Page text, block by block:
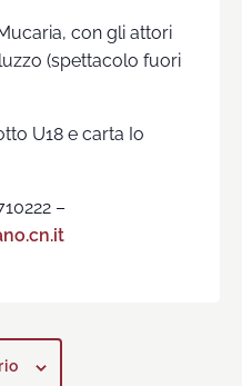
con gli attori
(spettacolo fuori
U18 e carta Io
–